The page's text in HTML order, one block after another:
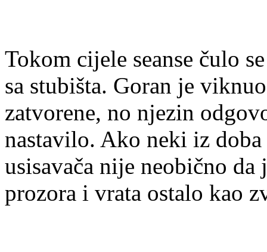
Tokom cijele seanse čulo
sa stubišta. Goran je
zatvorene, no njezin
nastavilo. Ako neki iz
usisavača nije neobično
prozora i vrata ostalo kao